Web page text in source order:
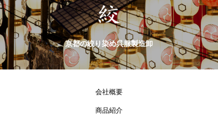
京都の絞り染め呉服製造卸
会社概要
商品紹介